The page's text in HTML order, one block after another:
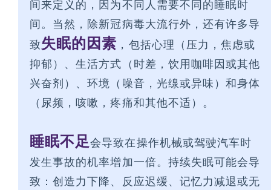
间来定义的，因为不同人需要不同的睡眠时
间。当然，除新冠病毒大流行外，还有许多导
致失眠的因素 ，包括心理（压力，焦虑或
抑郁）、生活方式（时差，饮用咖啡因或其他
兴奋剂）、环境（噪音，光缐或异味）和身体
（尿频，咳嗽，疼痛和其他不适）。
睡眠不足会导致在操作机械或驾驶汽车时
发生事故的机率增加一倍。持续失眠可能会导
致：创造力下降、反应迟缓、记忆力减退或无